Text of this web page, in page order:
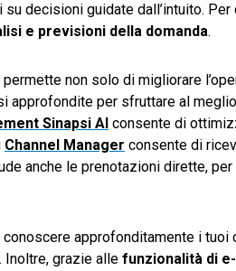
decisioni guidate dall’intuito.
e previsioni della domanda.
non solo di migliorare
approfondite per sfruttare al
Sinapsi AI consente di
Channel Manager consente di
anche le prenotazioni dirette, per
conoscere approfonditamente i tuoi
Inoltre, grazie alle funzionalità di